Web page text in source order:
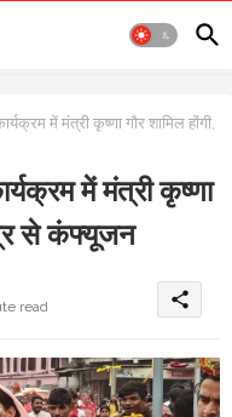
में मंत्री कृष्णा गौर शामिल होंगी,
में मंत्री कृष्णा
से कंफ्यूजन
read share